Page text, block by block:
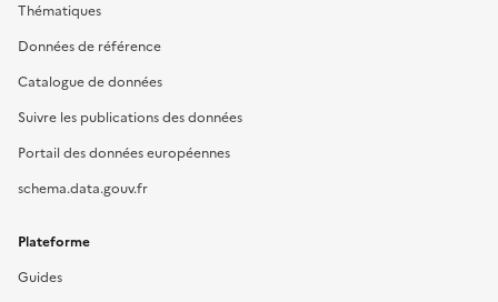
Thématiques
Données de référence
Catalogue de données
Suivre les publications des données
Portail des données européennes
schema.data.gouv.fr
Plateforme
Guides